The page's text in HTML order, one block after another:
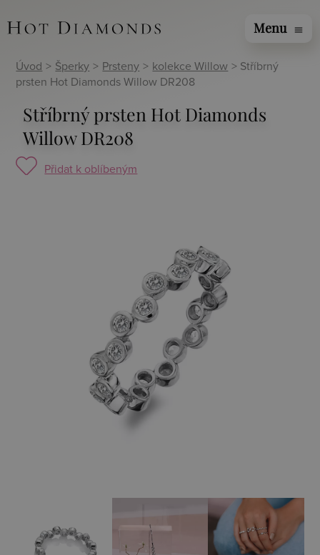
Menu menu
Úvod > Šperky > Prsteny > kolekce Willow > Stříbrný
prsten Hot Diamonds Willow DR208
Stříbrný prsten Hot Diamonds
Willow DR208
Přidat k oblíbeným